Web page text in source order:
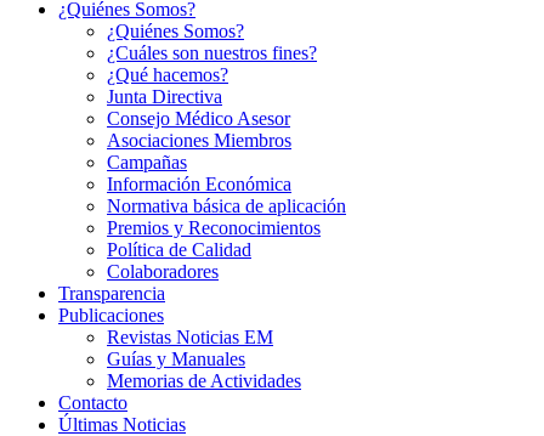
¿Quiénes Somos?
¿Quiénes Somos?
¿Cuáles son nuestros fines?
¿Qué hacemos?
Junta Directiva
Consejo Médico Asesor
Asociaciones Miembros
Campañas
Información Económica
Normativa básica de aplicación
Premios y Reconocimientos
Política de Calidad
Colaboradores
Transparencia
Publicaciones
Revistas Noticias EM
Guías y Manuales
Memorias de Actividades
Contacto
Últimas Noticias